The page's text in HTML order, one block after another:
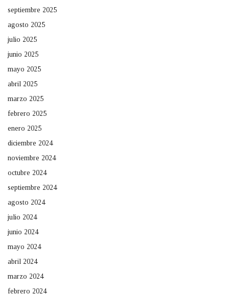
septiembre 2025
agosto 2025
julio 2025
junio 2025
mayo 2025
abril 2025
marzo 2025
febrero 2025
enero 2025
diciembre 2024
noviembre 2024
octubre 2024
septiembre 2024
agosto 2024
julio 2024
junio 2024
mayo 2024
abril 2024
marzo 2024
febrero 2024